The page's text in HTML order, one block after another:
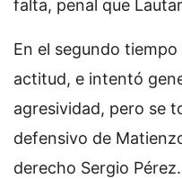
falta, penal que
En el segundo
actitud, e intentó
agresividad, pero se
defensivo de
derecho Sergio Pérez.